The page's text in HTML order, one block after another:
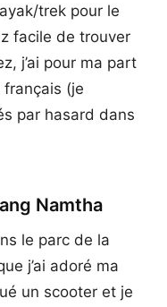
trek pour le
facile de trouver
j’ai pour ma part
français (je
par hasard dans
Namtha
le parc de la
j’ai adoré ma
un scooter et je